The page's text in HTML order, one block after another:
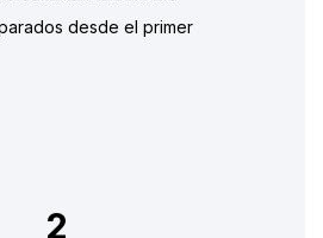
desde el primer
2